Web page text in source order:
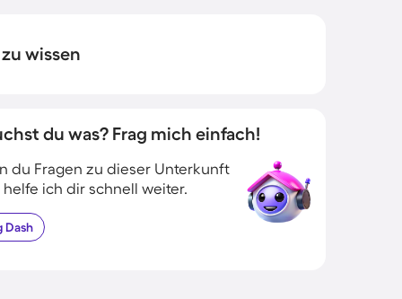
wissen
du was? Frag mich einfach!
du Fragen zu dieser Unterkunft
helfe ich dir schnell weiter.
Dash